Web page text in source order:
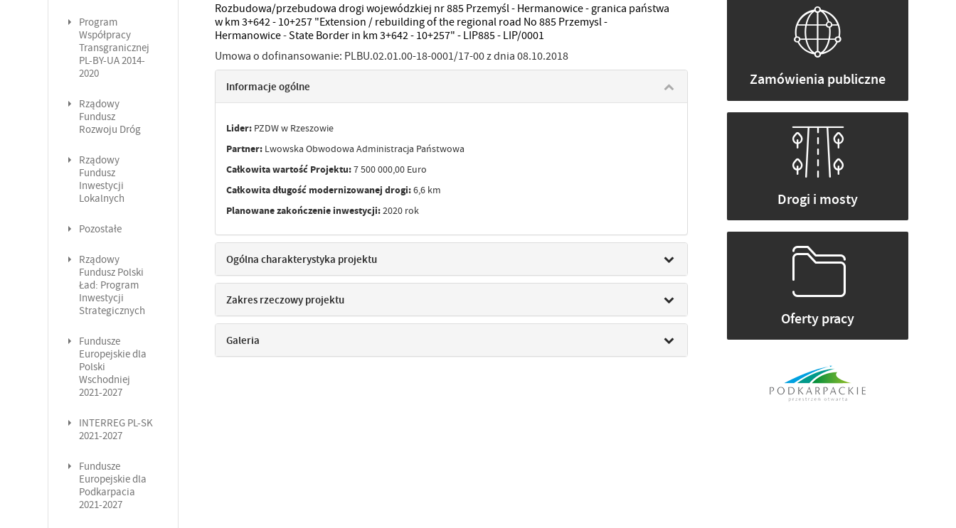
Program
Współpracy
Transgranicznej
PL-BY-UA 2014-
2020
Rządowy
Fundusz
Rozwoju Dróg
Rządowy
Fundusz
Inwestycji
Lokalnych
Pozostałe
Rządowy
Fundusz Polski
Ład: Program
Inwestycji
Strategicznych
Fundusze
Europejskie dla
Polski
Wschodniej
2021-2027
INTERREG PL-SK
2021-2027
Fundusze
Europejskie dla
Podkarpacia
2021-2027
Rozbudowa/przebudowa drogi wojewódzkiej nr 885 Przemyśl - Hermanowice - granica państwa
w km 3+642 - 10+257 "Extension / rebuilding of the regional road No 885 Przemysl -
Hermanowice-State Border in km 3+642 - 10+257" - LIP885 - LIP/0001
Umowa o dofinansowanie: PLBU.02.01.00-18-0001/17-00 z dnia 08.10.2018
Informacje ogólne
Lider: PZDW w Rzeszowie
Partner: Lwowska Obwodowa Administracja Państwowa
Całkowita wartość Projektu:7 500 000,00 Euro
Całkowita długość modernizowanej drogi:6,6 km
Planowane zakończenie inwestycji:2020 rok
Ogólna charakterystyka projektu
Zakres rzeczowy projektu
Galeria
Zamówienia publiczne
Drogi i mosty
Oferty pracy